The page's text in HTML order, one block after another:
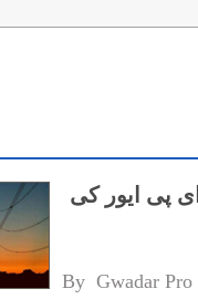
پی ایور کی
By Gwadar Pro